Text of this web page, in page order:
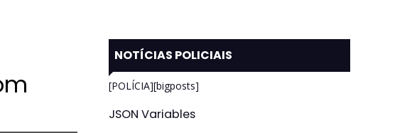
NOTÍCIAS POLICIAIS
[POLÍCIA][bigposts]
JSON Variables